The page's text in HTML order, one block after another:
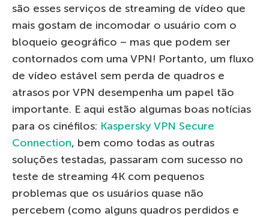
são esses serviços de streaming de vídeo que
mais gostam de incomodar o usuário com o
bloqueio geográfico – mas que podem ser
contornados com uma VPN! Portanto, um fluxo
de vídeo estável sem perda de quadros e
atrasos por VPN desempenha um papel tão
importante. E aqui estão algumas boas notícias
para os cinéfilos: Kaspersky VPN Secure
Connection, bem como todas as outras
soluções testadas, passaram com sucesso no
teste de streaming 4K com pequenos
problemas que os usuários quase não
percebem (como alguns quadros perdidos e